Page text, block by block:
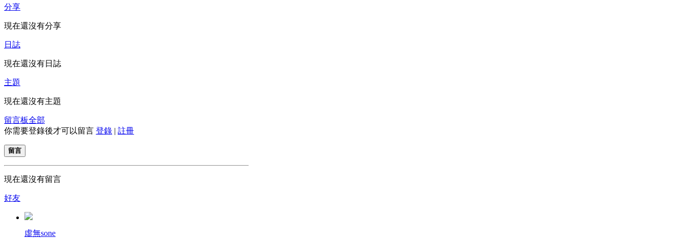
分享
現在還沒有分享
日誌
現在還沒有日誌
主題
現在還沒有主題
留言板全部
你需要登錄後才可以留言 登錄 | 註冊
留言
現在還沒有留言
好友
虛無sone